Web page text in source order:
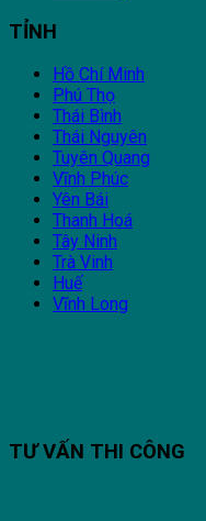
TỈNH
Hồ Chí Minh
Phú Thọ
Thái Bình
Thái Nguyên
Tuyên Quang
Vĩnh Phúc
Yên Bái
Thanh Hoá
Tây Ninh
Trà Vinh
Huế
Vĩnh Long
TƯ VẤN THI CÔNG